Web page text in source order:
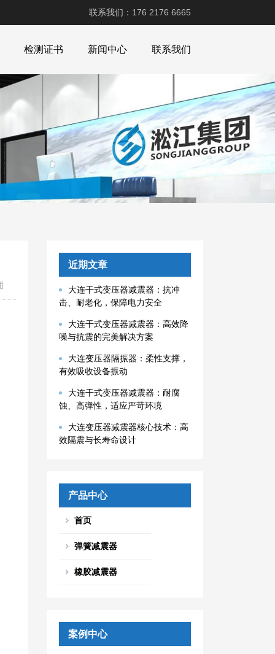
联系我们：176 2176 6665
检测证书 新闻中心 联系我们
近期文章
大连干式变压器减震器：抗冲
击、耐老化，保障电力安全
大连干式变压器减震器：高效降
噪与抗震的完美解决方案
大连变压器隔振器：柔性支撑，
有效吸收设备振动
大连干式变压器减震器：耐腐
蚀、高弹性，适应严苛环境
大连变压器减震器核心技术：高
效隔震与长寿命设计
产品中心
首页
弹簧减震器
橡胶减震器
案例中心